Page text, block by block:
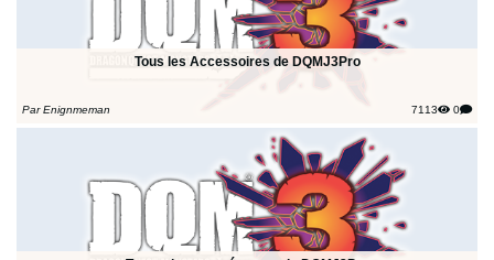
Tous les Accessoires de DQMJ3Pro
Par Enignmeman 7113 0